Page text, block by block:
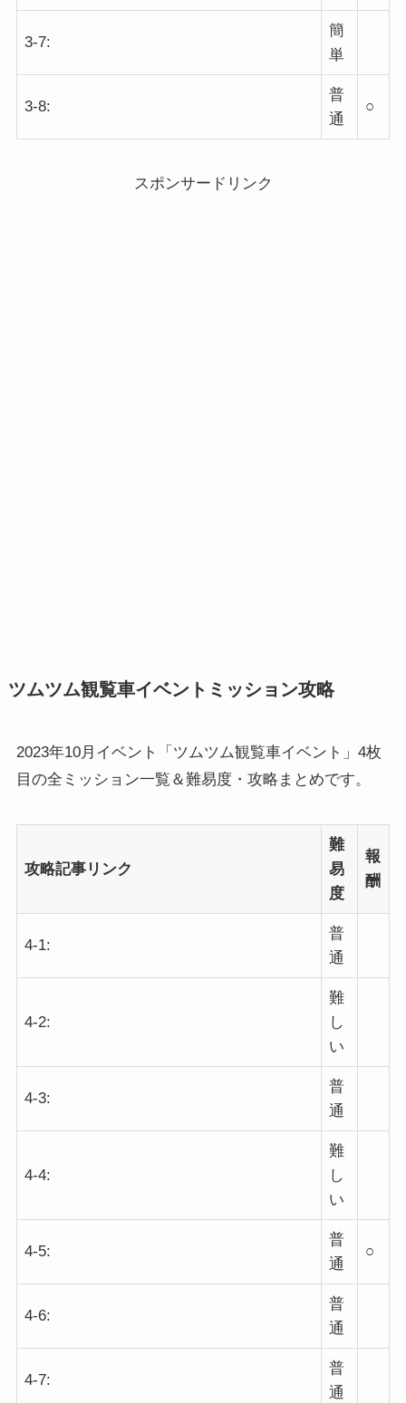
3-7:
簡
単
3-8:
普
通
○
スポンサードリンク
ツムツム観覧車イベントミッション攻略
2023年10月イベント「ツムツム観覧車イベント」4枚
目の全ミッション一覧＆難易度・攻略まとめです。
攻略記事リンク
難
易
度
報
酬
4-1:
普
通
4-2:
難
し
い
4-3:
普
通
4-4:
難
し
い
4-5:
普
通
○
4-6:
普
通
4-7:
普
通